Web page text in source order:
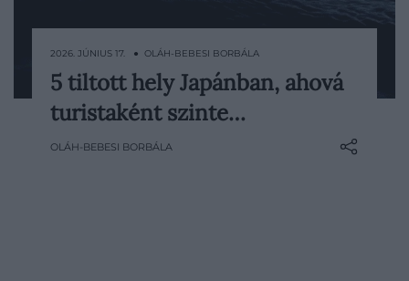
Sok látogatónak Japán a nyitott
szentélyek, rendezett kertek és
neonfényes utcák mesés birodalma.
2026. JÚNIUS 17. ● OLÁH-BEBESI BORBÁLA
5 tiltott hely Japánban, ahová
turistaként szinte…
OLÁH-BEBESI BORBÁLA